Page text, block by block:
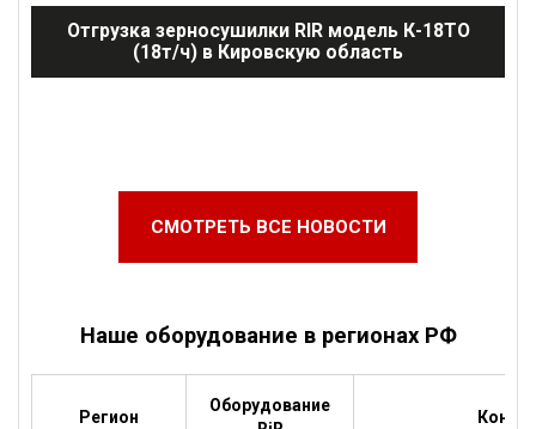
Отгрузка зерносушилки RIR модель К-18ТО
(18т/ч) в Кировскую область
СМОТРЕТЬ ВСЕ НОВОСТИ
Наше оборудование в регионах РФ
Регион
Оборудование